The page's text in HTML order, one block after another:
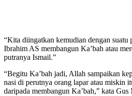
“Kita diingatkan kemudian dengan suatu
Ibrahim AS membangun Ka’bah atau
putranya Ismail.”
“Begitu Ka’bah jadi, Allah sampaikan
nasi di perutnya orang lapar atau miskin
daripada membangun Ka’bah,” kata Gus